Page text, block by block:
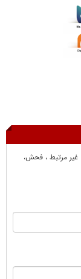
غير مرتبط ، فحش،